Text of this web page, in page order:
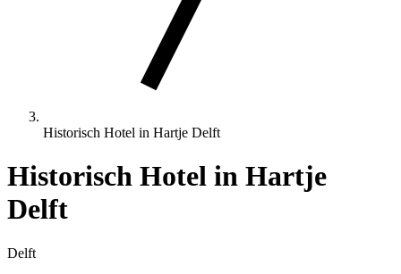
Historisch Hotel in Hartje Delft
Historisch Hotel in Hartje
Delft
Delft